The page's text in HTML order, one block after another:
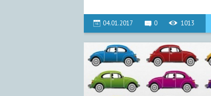
04.01.2017 0 1013